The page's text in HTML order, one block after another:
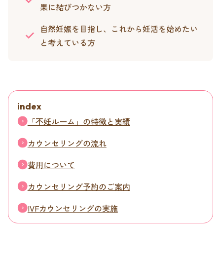
果に結びつかない方
自然妊娠を目指し、これから妊活を始めたい
と考えている方
index
「不妊ルーム」の特徴と実績
カウンセリングの流れ
費用について
カウンセリング予約のご案内
IVFカウンセリングの実施